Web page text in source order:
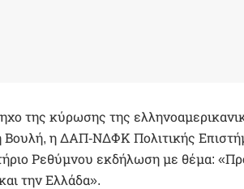
της κύρωσης της
Βουλή, η ΔΑΠ-ΝΔΦΚ Πολιτικής
Ρεθύμνου εκδήλωση με θέμα:
την Ελλάδα».